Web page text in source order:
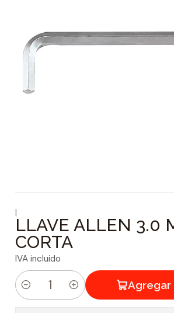
|
LLAVE ALLEN 3.0
CORTA
IVA incluido
C
Agregar